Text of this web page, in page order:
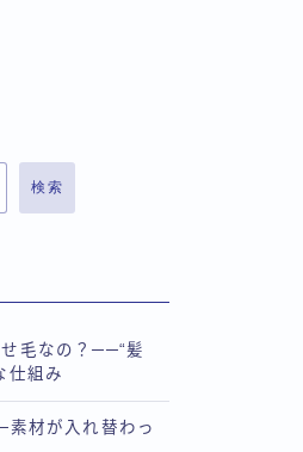
検索
毛なの？──“髪
仕組み
材が入れ替わっ